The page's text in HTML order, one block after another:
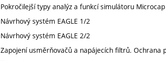
Pokročilejší typy analýz a funkcí simulátoru Microcap
Návrhový systém EAGLE 1/2
Návrhový systém EAGLE 2/2
Zapojení usměrňovačů a napájecích filtrů. Ochrana